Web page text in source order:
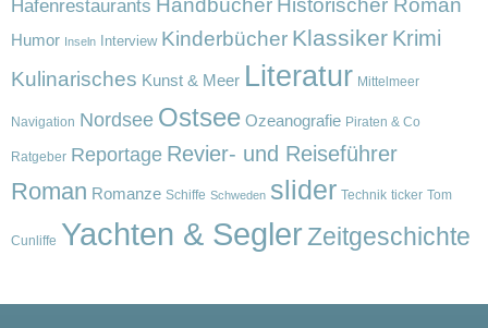
Hafenrestaurants Handbücher Historischer Roman
Humor Inseln Interview Kinderbücher Klassiker Krimi
Kulinarisches Kunst & Meer Literatur Mittelmeer
Navigation Nordsee Ostsee Ozeanografie Piraten & Co
Ratgeber Reportage Revier- und Reiseführer
Roman Romanze Schiffe Schweden slider Technik ticker Tom
Cunliffe Yachten & SeglerZeitgeschichte